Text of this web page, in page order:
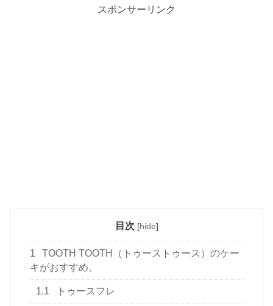
スポンサーリンク
目次 [hide]
1
TOOTH TOOTH（トゥーストゥース）のケー
キがおすすめ。
1.1 トゥースフレ